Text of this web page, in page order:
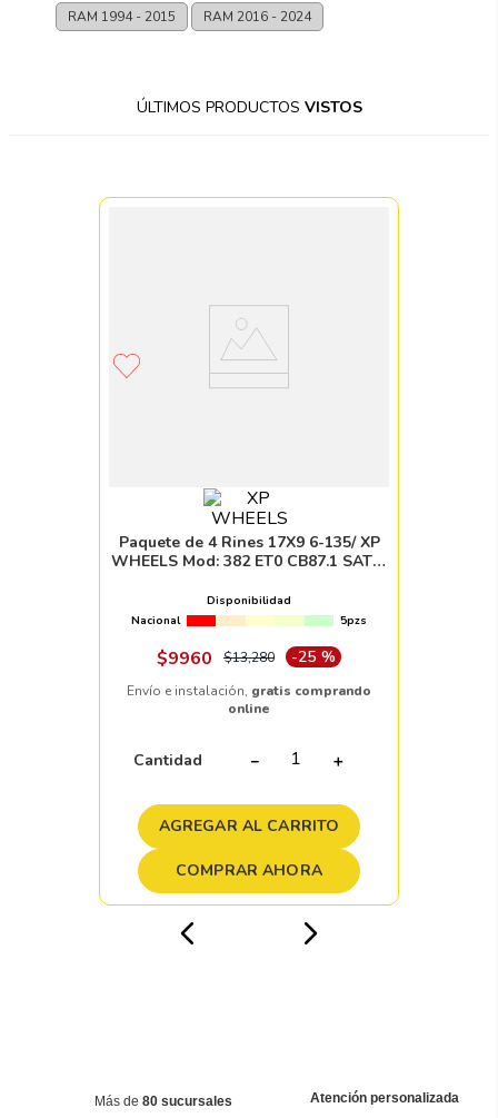
RAM 1994 - 2015 RAM 2016 - 2024
ÚLTIMOS PRODUCTOS VISTOS
Paquete de 4 Rines 17X9 6-135/ XP
WHEELS Mod: 382 ET0 CB87.1 SATIN
Disponibilidad
Nacional
5pzs
$9960 $13,280 -25 %
Envío e instalación, gratis comprando
online
Cantidad ＋
－
AGREGAR AL CARRITO
COMPRAR AHORA
Más de 80 sucursales Atención personalizada